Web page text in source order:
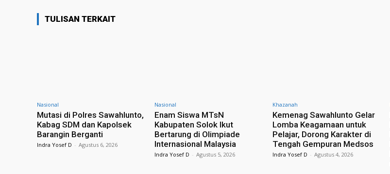
TULISAN TERKAIT
Nasional
Mutasi di Polres Sawahlunto,
Kabag SDM dan Kapolsek
Barangin Berganti
Indra Yosef D - Agustus 6, 2026
Nasional
Enam Siswa MTsN
Kabupaten Solok Ikut
Bertarung di Olimpiade
Internasional Malaysia
Indra Yosef D - Agustus 5, 2026
Khazanah
Kemenag Sawahlunto Gelar
Lomba Keagamaan untuk
Pelajar, Dorong Karakter di
Tengah Gempuran Medsos
Indra Yosef D - Agustus 4, 2026